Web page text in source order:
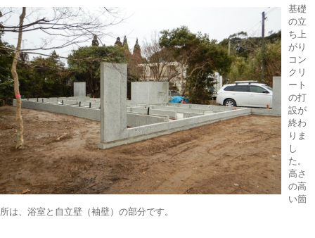
基礎
の立
ち上
がり
コン
クリ
ート
の打
設が
終わ
りま
し
た。
高さ
の高
い箇
所は、浴室と自立壁（袖壁）の部分です。